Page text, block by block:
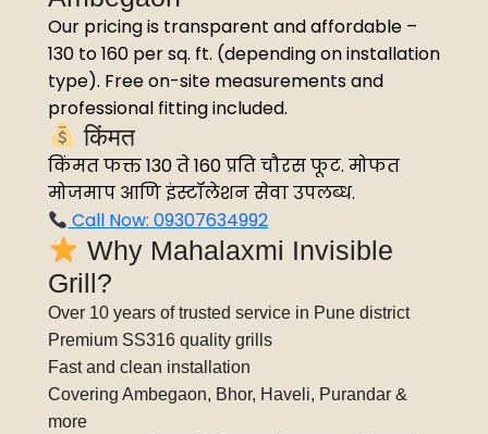
Our pricing is transparent and affordable –
₹130 to ₹160 per sq. ft. (depending on installation
type). Free on-site measurements and
professional fitting included.
किंमत
किंमत फक्त ₹130 ते ₹160 प्रति चौरस फूट. मोफत
मोजमाप आणि इंस्टॉलेशन सेवा उपलब्ध.
Call Now: 09307634992
Why Mahalaxmi Invisible
Grill?
Over 10 years of trusted service in Pune district
Premium SS316 quality grills
Fast and clean installation
Covering Ambegaon, Bhor, Haveli, Purandar &
more